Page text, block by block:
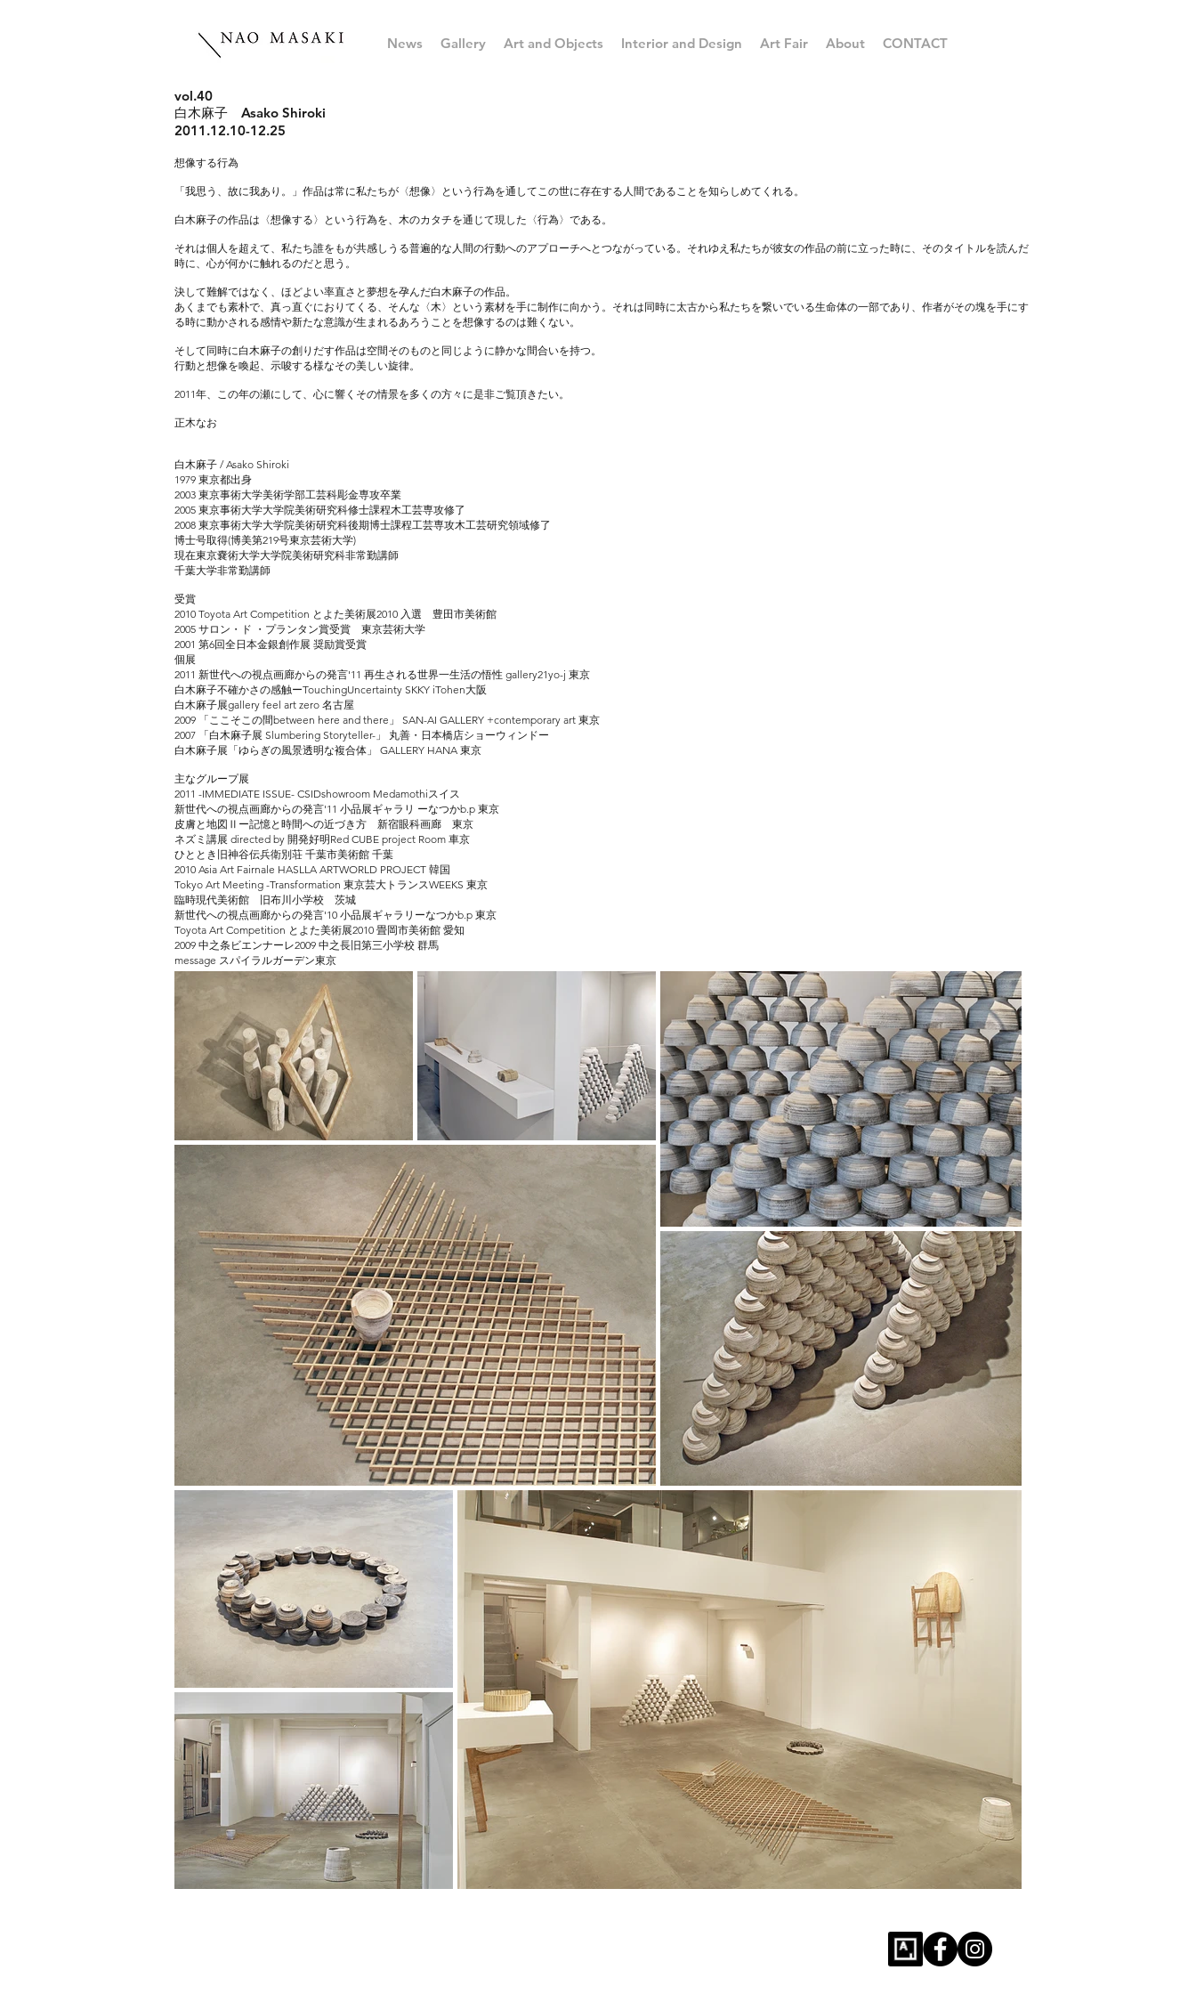
News Gallery Art and Objects Interior and Design Art Fair About CONTACT
vol.40
白木麻子 Asako Shiroki
2011.12.10-12.25
想像する行為
「我思う、故に我あり。」作品は常に私たちが〈想像〉という行為を通してこの世に存在する人間であることを知らしめてくれる。
白木麻子の作品は〈想像する〉という行為を、木のカタチを通じて現した〈行為〉である。
それは個人を超えて、私たち誰をもが共感しうる普遍的な人間の行動へのアプローチへとつながっている。それゆえ私たちが彼女の作品の前に立った時に、そのタイトルを読んだ
時に、心が何かに触れるのだと思う。
決して難解ではなく、ほどよい率直さと夢想を孕んだ白木麻子の作品。
あくまでも素朴で、真っ直ぐにおりてくる、そんな〈木〉という素材を手に制作に向かう。それは同時に太古から私たちを繋いでいる生命体の一部であり、作者がその塊を手にす
る時に動かされる感情や新たな意識が生まれるあろうことを想像するのは難くない。
そして同時に白木麻子の創りだす作品は空間そのものと同じように静かな間合いを持つ。
行動と想像を喚起、示唆する様なその美しい旋律。
2011年、この年の瀬にして、心に響くその情景を多くの方々に是非ご覧頂きたい。
正木なお
白木麻子 / Asako Shiroki
1979 東京都出身
2003 東京事術大学美術学部工芸科彫金専攻卒業
2005 東京事術大学大学院美術研究科修士課程木工芸専攻修了
2008 東京事術大学大学院美術研究科後期博士課程工芸専攻木工芸研究領域修了
博士号取得(博美第219号東京芸術大学)
現在東京嚢術大学大学院美術研究科非常勤講師
千葉大学非常勤講師
受賞
2010 Toyota Art Competition とよた美術展2010 入選 豊田市美術館
2005 サロン・ド ・プランタン賞受賞 東京芸術大学
2001 第6回全日本金銀創作展 奨励賞受賞
個展
2011 新世代への視点画廊からの発言'11 再生される世界一生活の悟性 gallery21yo-j 東京
白木麻子不確かさの感触ーTouchingUncertainty SKKY iTohen大阪
白木麻子展gallery feel art zero 名古屋
2009 「ここそこの間between here and there」 SAN-AI GALLERY +contemporary art 東京
2007 「白木麻子展 Slumbering Storyteller-」 丸善・日本橋店ショーウィンドー
白木麻子展「ゆらぎの風景透明な複合体」 GALLERY HANA 東京
主なグループ展
2011 -IMMEDIATE ISSUE- CSIDshowroom Medamothiスイス
新世代への視点画廊からの発言'11 小品展ギャラリ ーなつかb.p 東京
皮膚と地図Ⅱー記憶と時間への近づき方 新宿眼科画廊 東京
ネズミ講展 directed by 開発好明Red CUBE project Room 車京
ひととき旧神谷伝兵衛別荘 千葉市美術館 千葉
2010 Asia Art Fairnale HASLLA ARTWORLD PROJECT 韓国
Tokyo Art Meeting -Transformation 東京芸大トランスWEEKS 東京
臨時現代美術館 旧布川小学校 茨城
新世代への視点画廊からの発言'10 小品展ギャラリーなつかb.p 東京
Toyota Art Competition とよた美術展2010 畳岡市美術館 愛知
2009 中之条ビエンナーレ2009 中之長旧第三小学校 群馬
message スパイラルガーデン東京